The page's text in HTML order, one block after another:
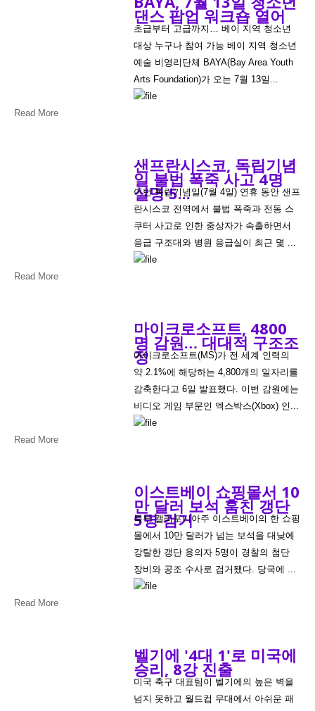
댄스 팝업 워크숍 열어
초급부터 고급까지… 베이 지역 청소년
대상 누구나 참여 가능 베이 지역 청소년
예술 비영리단체 BAYA(Bay Area Youth
Arts Foundation)가 오는 7월 13일...
Read More
샌프란시스코, 독립기념
일 불법 폭죽 사고 4명
실명·5...
이번 독립기념일(7월 4일) 연휴 동안 샌프
란시스코 전역에서 불법 폭죽과 전동 스
쿠터 사고로 인한 중상자가 속출하면서
응급 구조대와 병원 응급실이 최근 몇 ...
Read More
마이크로소프트, 4800
명 감원… 대대적 구조조
정
마이크로소프트(MS)가 전 세계 인력의
약 2.1%에 해당하는 4,800개의 일자리를
감축한다고 6일 발표했다. 이번 감원에는
비디오 게임 부문인 엑스박스(Xbox) 인...
Read More
이스트베이 쇼핑몰서 10
만 달러 보석 훔친 갱단
5명 검거
북부 캘리포니아주 이스트베이의 한 쇼핑
몰에서 10만 달러가 넘는 보석을 대낮에
강탈한 갱단 용의자 5명이 경찰의 첨단
장비와 공조 수사로 검거됐다. 당국에 ...
Read More
벨기에 '4대 1'로 미국에
승리, 8강 진출
미국 축구 대표팀이 벨기에의 높은 벽을
넘지 못하고 월드컵 무대에서 아쉬운 패